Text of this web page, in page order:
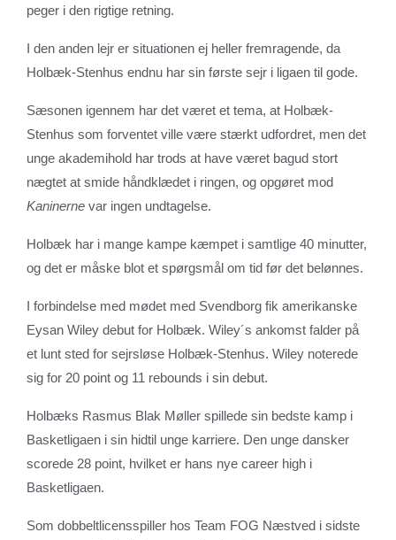
peger i den rigtige retning.
I den anden lejr er situationen ej heller fremragende, da
Holbæk-Stenhus endnu har sin første sejr i ligaen til gode.
Sæsonen igennem har det været et tema, at Holbæk-
Stenhus som forventet ville være stærkt udfordret, men det
unge akademihold har trods at have været bagud stort
nægtet at smide håndklædet i ringen, og opgøret mod
Kaninerne var ingen undtagelse.
Holbæk har i mange kampe kæmpet i samtlige 40 minutter,
og det er måske blot et spørgsmål om tid før det belønnes.
I forbindelse med mødet med Svendborg fik amerikanske
Eysan Wiley debut for Holbæk. Wiley´s ankomst falder på
et lunt sted for sejrsløse Holbæk-Stenhus. Wiley noterede
sig for 20 point og 11 rebounds i sin debut.
Holbæks Rasmus Blak Møller spillede sin bedste kamp i
Basketligaen i sin hidtil unge karriere. Den unge dansker
scorede 28 point, hvilket er hans nye career high i
Basketligaen.
Som dobbeltlicensspiller hos Team FOG Næstved i sidste